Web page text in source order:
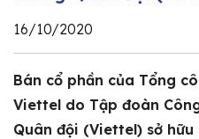
16/10/2020
Bán cổ phần của Tổng
Viettel do Tập đoàn
Quân đội (Viettel) sở hữu